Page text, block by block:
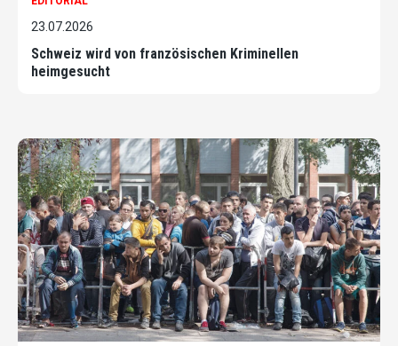
23.07.2026
Schweiz wird von französischen Kriminellen
heimgesucht